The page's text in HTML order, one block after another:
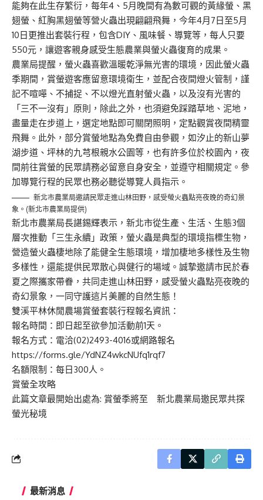
能夠在此生存繁衍，每年4、5月晚間有為數可觀的黃緣螢、黑
翅螢、紅胸黑翅螢等營火蟲出現翩翩飛舞，今年4月7日至5月
10日更推出套裝行程，包含DIY、風味餐、導覽等，每人只要
550元，讓遊客親身感受生態農業與螢火蟲復育的成果。
農業局提醒，螢火蟲喜歡溫暖乾淨無光害的環境，因此螢火蟲
季期間，賞螢遊客應留意環境衛生，並配合夜間燈火管制，謹
記不喧嘩、不捕捉、不以燈光直射螢火蟲，以及沒有光害的
「三不一沒有」原則，除此之外，也須避免踩踏草地、泥地，
盡量走在步道上，選定地點即可關閉照明，定點觀賞夜間精靈
飛舞。此外，部分賞螢地點為免費自由參觀，如汐止的新山夢
湖步道、坪林的九芎根親水公園等，也有許多位於校園內，夜
間前往賞螢的民眾請務必留意自身安全，並遵守相關規定。參
加導覽行程的民眾也務必聽從導覽人員指示。
新北市農業局邀請民眾走進山林田野，感受螢火蟲點亮夜晚的奇幻景
象。(新北市農業局提供)
新北市農業局長諶錫輝表示，新北市從生產、生活、生態3個
層次推動「三生永續」政策，螢火蟲是典型的環境指標生物，
營造螢火蟲棲地除了能健全生態環境，增加棲地多樣性及生物
多樣性，還能提供民眾散心與健行的場域。誠摯邀請市民於春
夏之際攜家帶眷，共同走進山林田野，感受螢火蟲點亮夜晚的
奇幻景象，一同守護這片美麗的自然生態！
雙溪平林休閒農場賞螢套裝行程報名資訊：
報名時間：即日起至欲參加活動前1天。
報名方式：電洽(02)2493-4016或網路報名
https://forms.gle/YdNZ4wkcNUfq1rqf7
名額限制：每日300人。
賞螢全攻略
此篇文章最開始出處為: 賞螢季將至 新北農業局邀民眾共探
螢光秘境
最新消息